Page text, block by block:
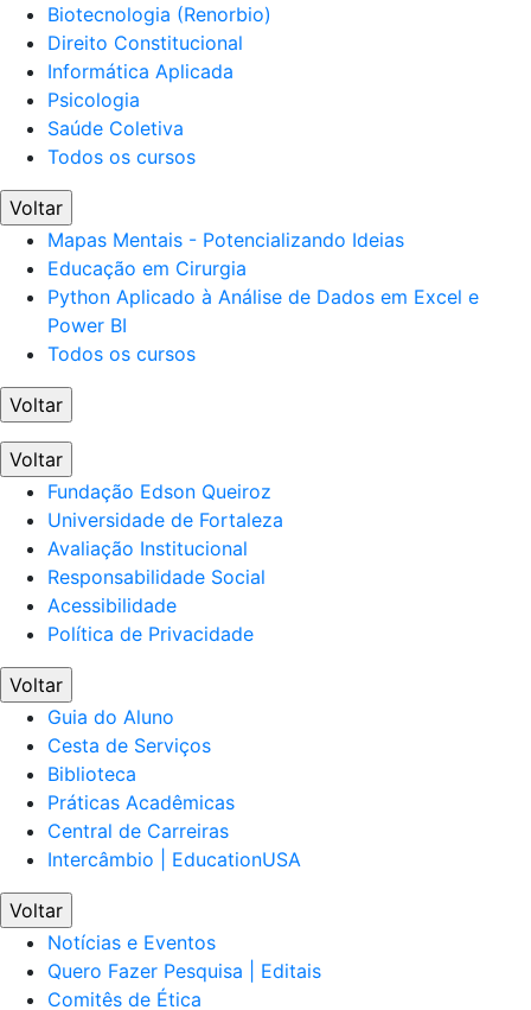
Biotecnologia (Renorbio)
Direito Constitucional
Informática Aplicada
Psicologia
Saúde Coletiva
Todos os cursos
Voltar
Mapas Mentais - Potencializando Ideias
Educação em Cirurgia
Python Aplicado à Análise de Dados em Excel e
Power BI
Todos os cursos
Voltar
Voltar
Fundação Edson Queiroz
Universidade de Fortaleza
Avaliação Institucional
Responsabilidade Social
Acessibilidade
Política de Privacidade
Voltar
Guia do Aluno
Cesta de Serviços
Biblioteca
Práticas Acadêmicas
Central de Carreiras
Intercâmbio | EducationUSA
Voltar
Notícias e Eventos
Quero Fazer Pesquisa | Editais
Comitês de Ética